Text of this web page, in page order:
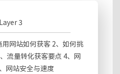
用网站如何获客 2、如何挑
流量转化获客要点 4、网
网站安全与速度